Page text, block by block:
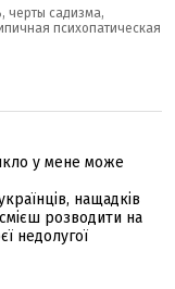
черты садизма,
психопатическая
у мене може
нащадків
розводити на
недолугої